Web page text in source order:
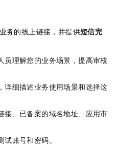
务的线上链接，并提供短信完
员理解您的业务场景，提高审核
详细描述业务使用场景和选择这
接、已备案的域名地址、应用市
账号和密码。